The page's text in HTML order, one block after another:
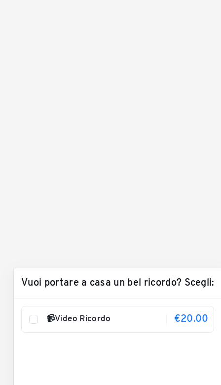
Vuoi portare a casa un bel ricordo? Scegli:
📹Video Ricordo €20.00